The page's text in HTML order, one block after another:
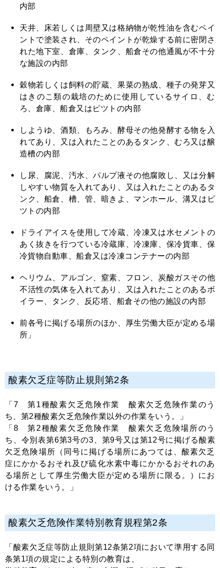
内部
天井、床若しくは周壁又は格納物が乾性油を含むペイ
ントで塗装され、そのペイントが乾燥する前に密閉さ
れた地下室、倉庫、タンク、船倉その他通風が不十分
な施設の内部
穀物若しくは飼料の貯蔵、果菜の熟成、種子の発芽又
はきのこ類の栽培のために使用しているサイロ、む
ろ、倉庫、船倉又はピツトの内部
しようゆ、酒類、もろみ、酵母その他発酵する物を入
れてあり、又は入れたことのあるタンク、むろ又は醸
造槽の内部
し尿、腐泥、汚水、パルプ液その他腐敗し、又は分解
しやすい物質を入れてあり、又は入れたことのあるタ
ンク、船倉、槽、管、暗きよ、マンホール、溝又はピ
ツトの内部
ドライアイスを使用して冷蔵、冷凍又は水セメントの
あく抜きを行つている冷蔵庫、冷凍庫、保冷貨車、保
冷貨物自動車、船倉又は冷凍コンテナーの内部
ヘリウム、アルゴン、窒素、フロン、炭酸ガスその他
不活性の気体を入れてあり、又は入れたことのあるボ
イラー、タンク、反応塔、船倉その他の施設の内部
前各号に掲げる場所のほか、厚生労働大臣が定める場
所」
酸素欠乏症等防止規則第2条
「7 第1種酸素欠乏危険作業 酸素欠乏危険作業のう
ち、第2種酸素欠乏危険作業以外の作業をいう。」
「8 第2種酸素欠乏危険作業 酸素欠乏危険場所のう
ち、 令別表第6第3号の3、第9号又は第12号に掲げる酸素
欠乏危険場所 （同号に掲げる場所にあつては、酸素欠乏
症にかかるおそれ及び硫化水素中毒にかかるおそれのあ
る場所として厚生労働大臣が定める場所に限る。）にお
ける作業をいう。」
酸素欠乏危険作業特別教育規程第2条
「酸素欠乏症等防止規則第12条第2項において準用する同
条第1項の規定による特別の教育は、